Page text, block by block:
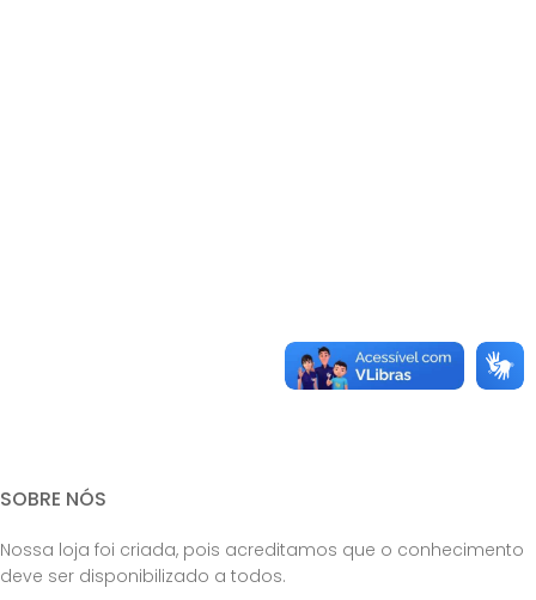
SOBRE NÓS
Nossa loja foi criada, pois acreditamos que o conhecimento
deve ser disponibilizado a todos.